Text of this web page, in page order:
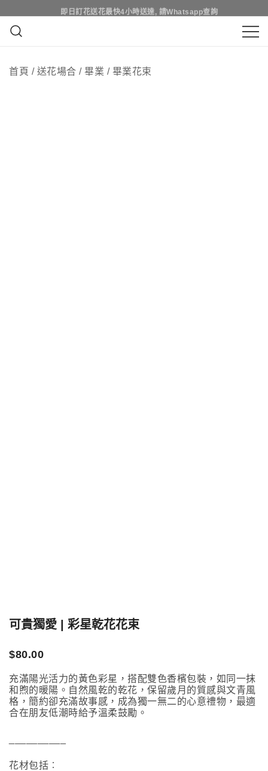
to
content
即日訂花送花最快4小時送達, 請Whatsapp查詢
即日訂花送花最快4小時送達, 請Whatsapp查詢
首頁 / 送花場合 / 畢業 / 畢業花束
可貴獨愛 | 彩星乾花花束
$80.00
充滿陽光活力的黃色彩星，搭配雙色香檳包裝，如同一抹
和煦的暖陽。自然風乾的乾花，保留歲月的質感與文青風
格，簡約卻充滿故事感，成為獨一無二的心意禮物，最適
合在朋友低潮時給予溫柔鼓勵。
花材包括︰